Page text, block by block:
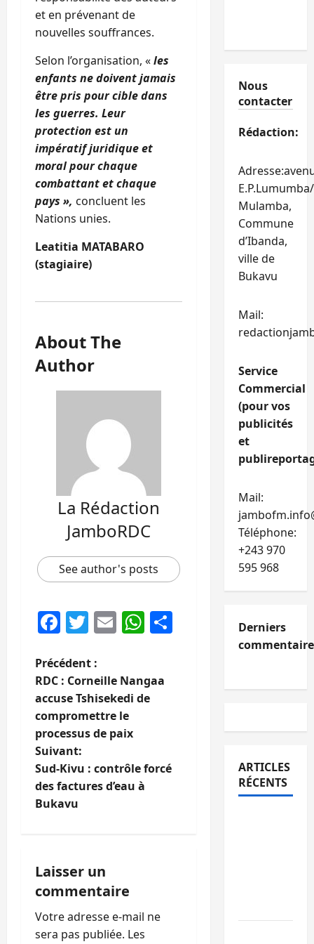
et en prévenant de
nouvelles souffrances.
Selon l’organisation, «les
enfants ne doivent jamais
être pris pour cible dans
les guerres. Leur
protection est un
impératif juridique et
moral pour chaque
combattant et chaque
pays », concluent les
Nations unies.
Leatitia MATABARO
(stagiaire)
About The
Author
La Rédaction
JamboRDC
See author's posts
Facebook
Twitter
EmailWhatsApp
Partager
N
a
v
i
g
a
i
o
n
Précédent :
RDC : Corneille Nangaa
accuse Tshisekedi de
compromettre le
processus de paix
Suivant:
Sud-Kivu : contrôle forcé
des factures d’eau à
Bukavu
Laisser un
commentaire
Votre adresse e-mail ne
sera pas publiée. Les
Nous
contacter
Rédaction:
Mulamba,
Commune
d’Ibanda,
ville de
Bukavu
Mail:
Service
Commercial
(pour vos
publicités
et
Mail:
Téléphone:
+243 970
595 968
Derniers
ARTICLES
RÉCENTS